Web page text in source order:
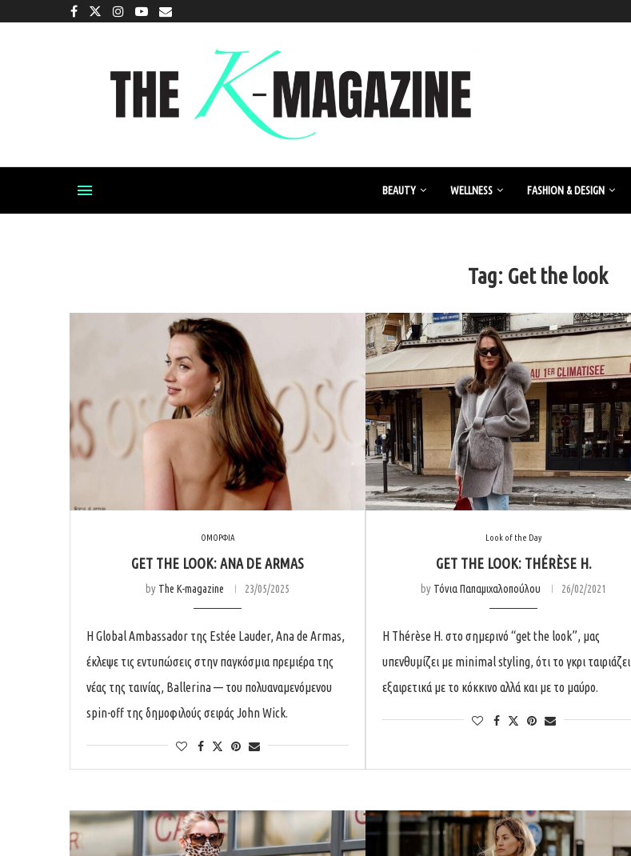
BEAUTY WELLNESS FASHION & DESIGN
Tag: Get the look
ΟΜΟΡΦΙΑ
GET THE LOOK: ANA DE ARMAS
by The K-magazine 23/05/2025
Η Global Ambassador της Estée Lauder, Ana de Armas,
έκλεψε τις εντυπώσεις στην παγκόσμια πρεμιέρα της
νέας της ταινίας, Ballerina — του πολυαναμενόμενου
spin-off της δημοφιλούς σειράς John Wick.
Look of the Day
GET THE LOOK: THÉRÈSE H.
by Τόνια Παπαμιχαλοπούλου 26/02/2021
Η Thérèse H. στο σημερινό “get the look”, μας
υπενθυμίζει με minimal styling, ότι το γκρι ταιριάζει
εξαιρετικά με το κόκκινο αλλά και με το μαύρο.